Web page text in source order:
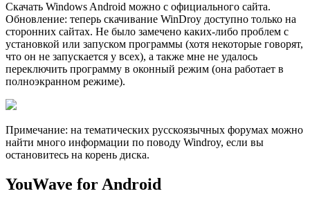
Скачать Windows Android можно с официального сайта.
Обновление: теперь скачивание WinDroy доступно только на
сторонних сайтах. Не было замечено каких-либо проблем с
установкой или запуском программы (хотя некоторые говорят,
что он не запускается у всех), а также мне не удалось
переключить программу в оконный режим (она работает в
полноэкранном режиме).
Примечание: на тематических русскоязычных форумах можно
найти много информации по поводу Windroy, если вы
остановитесь на корень диска.
YouWave for Android